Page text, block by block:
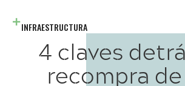
INFRAESTRUCTURA
4 claves
recompra